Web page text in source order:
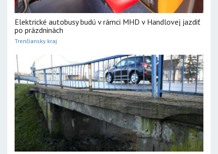
Elektrické autobusy budú v rámci MHD v Handlovej jazdiť
po prázdninách
Trenčiansky kraj